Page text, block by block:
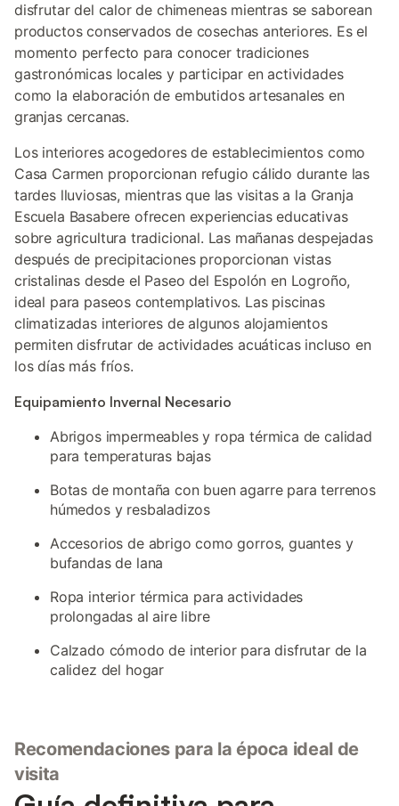
disfrutar del calor de chimeneas mientras se saborean
productos conservados de cosechas anteriores. Es el
momento perfecto para conocer tradiciones
gastronómicas locales y participar en actividades
como la elaboración de embutidos artesanales en
granjas cercanas.
Los interiores acogedores de establecimientos como
Casa Carmen proporcionan refugio cálido durante las
tardes lluviosas, mientras que las visitas a la Granja
Escuela Basabere ofrecen experiencias educativas
sobre agricultura tradicional. Las mañanas despejadas
después de precipitaciones proporcionan vistas
cristalinas desde el Paseo del Espolón en Logroño,
ideal para paseos contemplativos. Las piscinas
climatizadas interiores de algunos alojamientos
permiten disfrutar de actividades acuáticas incluso en
los días más fríos.
Equipamiento Invernal Necesario
Abrigos impermeables y ropa térmica de calidad
para temperaturas bajas
Botas de montaña con buen agarre para terrenos
húmedos y resbaladizos
Accesorios de abrigo como gorros, guantes y
bufandas de lana
Ropa interior térmica para actividades
prolongadas al aire libre
Calzado cómodo de interior para disfrutar de la
calidez del hogar
Recomendaciones para la época ideal de
visita